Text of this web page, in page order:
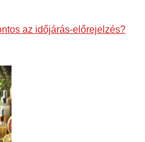
az időjárás-előrejelzés?